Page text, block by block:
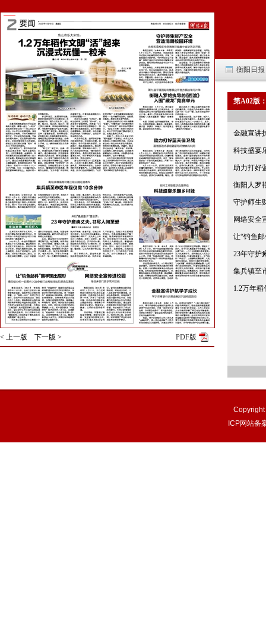
< 上一版 下一版 > PDF版
衡阳日报
第A02版
金融宣讲
科技盛宴
助力打好
衡阳人罗
守护师生
网络安全
让“钓鱼
23年守护
集兵镇至
1.2万年
ICP网站备